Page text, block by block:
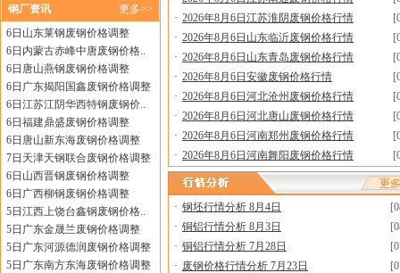
钢厂资讯
更多>>
6日山东莱钢废钢价格调整
6日内蒙古赤峰中唐废钢价格..
6日唐山燕钢废钢价格调整
6日广东揭阳国鑫废钢价格调整
6日江苏江阴华西特钢废钢价..
6日福建鼎盛废钢价格调整
6日唐山新东海废钢价格调整
7日天津天钢联合废钢价格调整
6日山西晋钢废钢价格调整
6日广西柳钢废钢价格调整
5日江西上饶台鑫钢废钢价格..
5日广东金晟兰废钢价格调整
5日广东河源德润废钢价格调整
5日广东南方东海废钢价格调整
· 2026年8月6日江苏淮阴废钢价格行情
· 2026年8月6日山东临沂废钢价格行情
· 2026年8月6日山东青岛废钢价格行情
· 2026年8月6日安徽废钢价格行情
· 2026年8月6日河北沧州废钢价格行情
· 2026年8月6日河北唐山废钢价格行情
· 2026年8月6日河南郑州废钢价格行情
· 2026年8月6日河南舞阳废钢价格行情
· 钢坯行情分析 8月4日
· 铜铝行情分析 8月3日
· 铜铝行情分析 7月28日
· 废钢价格行情分析 7月23日